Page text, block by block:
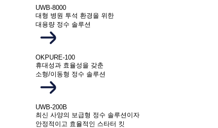
UWB-8000
대형 병원 투석 환경을 위한
대용량 정수 솔루션
OKPURE-100
휴대성과 효율성을 갖춘
소형/이동형 정수 솔루션
UWB-200B
최신 사양의 보급형 정수 솔루션이자
안정적이고 효율적인 스타터 킷